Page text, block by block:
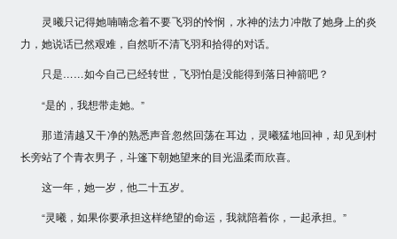
灵曦只记得她喃喃念着不要飞羽的怜悯，水神的法力冲散了她身上的炎
力，她说话已然艰难，自然听不清飞羽和拾得的对话。
只是……如今自己已经转世，飞羽怕是没能得到落日神箭吧？
“是的，我想带走她。”
那道清越又干净的熟悉声音忽然回荡在耳边，灵曦猛地回神，却见到村
长旁站了个青衣男子，斗篷下朝她望来的目光温柔而欣喜。
这一年，她一岁，他二十五岁。
“灵曦，如果你要承担这样绝望的命运，我就陪着你，一起承担。”